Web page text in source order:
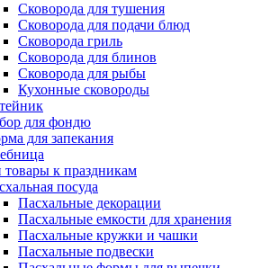
Сковорода для тушения
Сковорода для подачи блюд
Сковорода гриль
Сковорода для блинов
Сковорода для рыбы
Кухонные сковороды
для фондю
для запекания
товары к праздникам
посуда
Пасхальные декорации
Пасхальные емкости для хранения
Пасхальные кружки и чашки
Пасхальные подвески